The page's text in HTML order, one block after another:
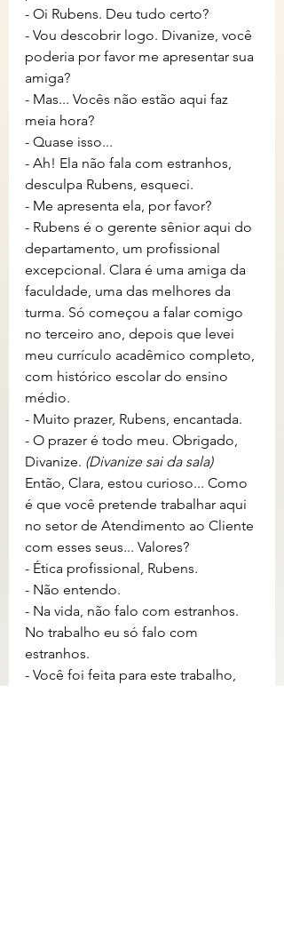
- Oi Rubens. Deu tudo certo?
- Vou descobrir logo. Divanize, você
poderia por favor me apresentar sua
amiga?
- Mas... Vocês não estão aqui faz
meia hora?
- Quase isso...
- Ah! Ela não fala com estranhos,
desculpa Rubens, esqueci.
- Me apresenta ela, por favor?
- Rubens é o gerente sênior aqui do
departamento, um profissional
excepcional. Clara é uma amiga da
faculdade, uma das melhores da
turma. Só começou a falar comigo
no terceiro ano, depois que levei
meu currículo acadêmico completo,
com histórico escolar do ensino
médio.
- Muito prazer, Rubens, encantada.
- O prazer é todo meu. Obrigado,
Divanize. (Divanize sai da sala)
Então, Clara, estou curioso... Como
é que você pretende trabalhar aqui
no setor de Atendimento ao Cliente
com esses seus... Valores?
- Ética profissional, Rubens.
- Não entendo.
- Na vida, não falo com estranhos.
No trabalho eu só falo com
estranhos.
- Você foi feita para este trabalho,